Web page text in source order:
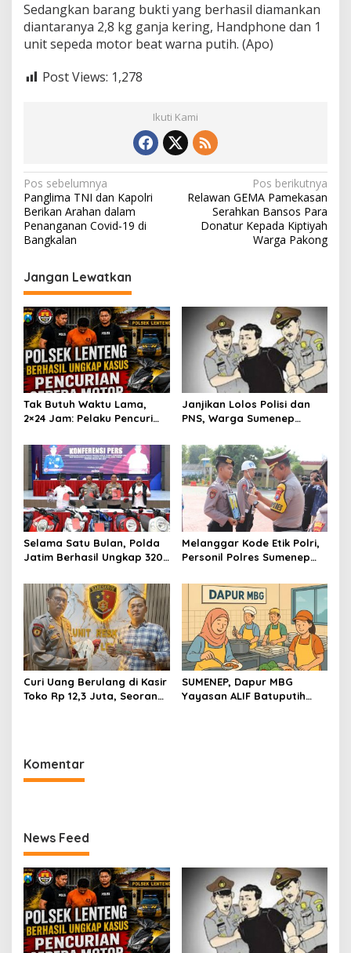
Sedangkan barang bukti yang berhasil diamankan
diantaranya 2,8 kg ganja kering, Handphone dan 1
unit sepeda motor beat warna putih. (Apo)
Post Views: 1,278
Ikuti Kami
N
a
v
i
g
a
s
i
p
o
s
Pos sebelumnya
Panglima TNI dan Kapolri
Berikan Arahan dalam
Penanganan Covid-19 di
Bangkalan
Pos berikutnya
Relawan GEMA Pamekasan
Serahkan Bansos Para
Donatur Kepada Kiptiyah
Warga Pakong
Jangan Lewatkan
Tak Butuh Waktu Lama,
2×24 Jam: Pelaku Pencuri
Diringkus Polsek Lenteng di
Wilayah Manding
Janjikan Lolos Polisi dan
PNS, Warga Sumenep
Sampang, Korban Rugi Rp
600 juta
Selama Satu Bulan, Polda
Jatim Berhasil Ungkap 320
BB 100 Sepeda Motor dan
12 Mobil Diamankan
Melanggar Kode Etik Polri,
Personil Polres Sumenep
Curi Uang Berulang di Kasir
Toko Rp 12,3 Juta, Seorang
SUMENEP, Dapur MBG
Yayasan ALIF Batuputih
Komentar
News Feed